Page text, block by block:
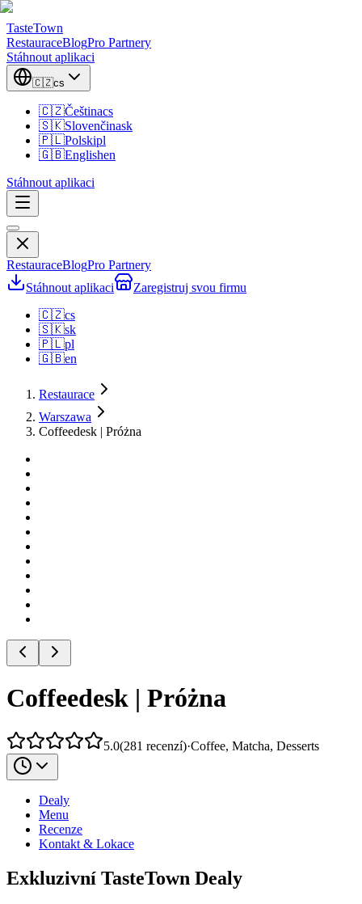
TasteTown
RestauraceBlogPro Partnery
Stáhnout aplikaci
🇨🇿cs
🇨🇿Češtinacs
🇸🇰Slovenčinask
🇵🇱Polskipl
🇬🇧Englishen
Stáhnout aplikaci
RestauraceBlogPro Partnery
Stáhnout aplikaci
Zaregistruj svou firmu
🇨🇿cs
🇸🇰sk
🇵🇱pl
🇬🇧en
Restaurace
Warszawa
Coffeedesk | Próżna
Coffeedesk | Próżna
5.0(281 recenzí)·Coffee, Matcha, Desserts
Dealy
Menu
Recenze
Kontakt & Lokace
Exkluzivní TasteTown Dealy